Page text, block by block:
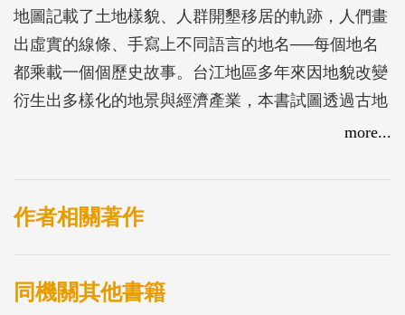
地圖記載了土地樣貌、人群開墾移居的軌跡，人們畫
出虛實的線條、手寫上不同語言的地名──每個地名
都乘載一個個歷史故事。台江地區多年來因地貌改變
衍生出多樣化的地景與經濟產業，本書試圖透過古地
圖、文獻與採集地方耆老的回憶及口述訪談，抽絲剝
海、土地的共生情感。
more...
作者相關著作
同機關其他書籍